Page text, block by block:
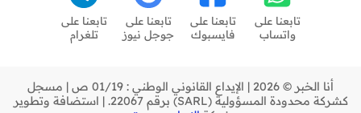
تابعنا على
واتساب
تابعنا على
فايسبوك
تابعنا على
جوجل نيوز
تابعنا على
تلغرام
أنا الخبر © 2026 | الإيداع القانوني الوطني : 01/19 ص | مسجل
كشركة محدودة المسؤولية (SARL) برقم 22067. | استضافة وتطوير